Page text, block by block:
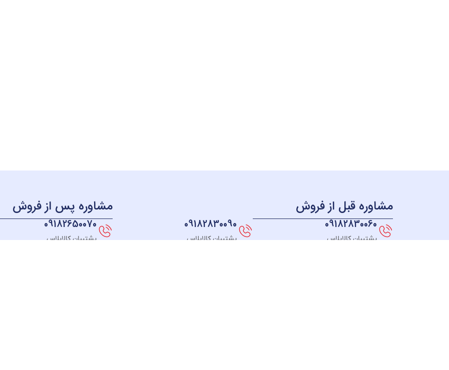
مشاوره قبل از فروش
09182830060
پشتیبان کالاپلاس
09182830090
پشتیبان کالاپلاس
مشاوره پس از فروش
09182650070
پشتیبان کالاپلاس